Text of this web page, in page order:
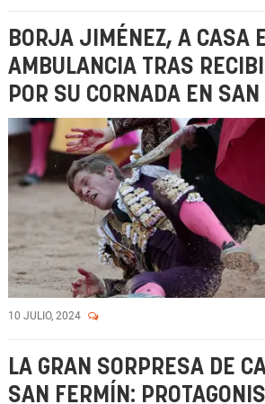
BORJA JIMÉNEZ, A CASA
AMBULANCIA TRAS
POR SU CORNADA EN SAN
10 JULIO, 2024
LA GRAN SORPRESA DE
SAN FERMÍN: